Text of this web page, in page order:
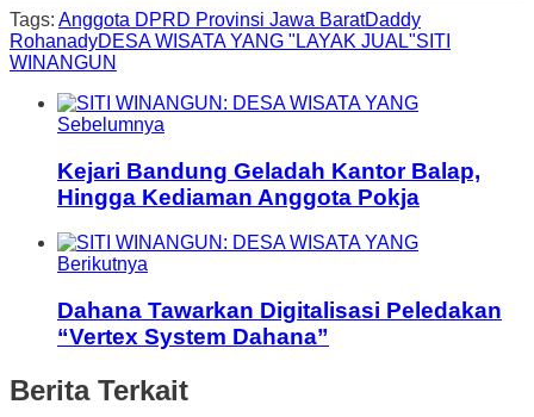
Tags: Anggota DPRD Provinsi Jawa BaratDaddy
RohanadyDESA WISATA YANG "LAYAK JUAL"SITI
WINANGUN
Sebelumnya
Kejari Bandung Geladah Kantor Balap,
Hingga Kediaman Anggota Pokja
Berikutnya
Dahana Tawarkan Digitalisasi Peledakan
“Vertex System Dahana”
Berita Terkait